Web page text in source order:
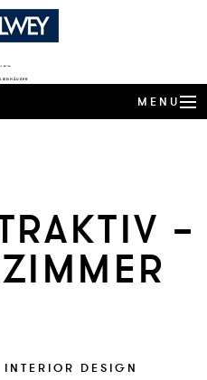
BESTEN
MENU
PROFILE –
INTERIOR DESIGN